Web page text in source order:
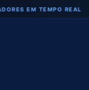
TEMPO REAL